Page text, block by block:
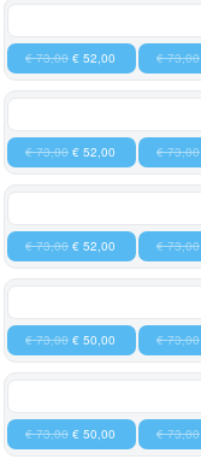
€ 73,00 € 52,00 € 73,00
€ 73,00 € 52,00 € 73,00
€ 73,00 € 52,00 € 73,00
€ 73,00 € 50,00 € 73,00
€ 73,00 € 50,00 € 73,00